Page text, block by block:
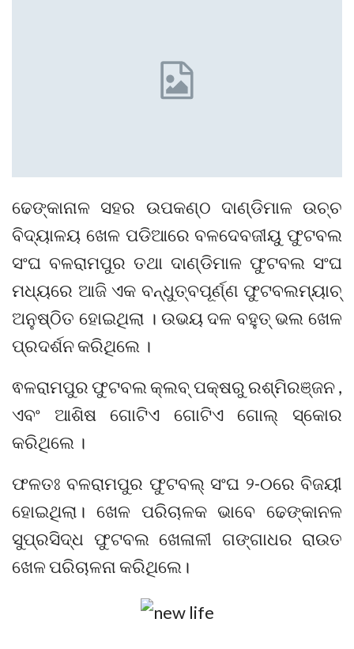
ଢେଙ୍କାନାଳ ସହର ଉପକଣ୍ଠ ଦାଣ୍ଡିମାଳ ଉଚ୍ଚ
ବିଦ୍ୟାଳୟ ଖେଳ ପଡିଆରେ ବଳଦେବଜୀୟୁ ଫୁଟବଲ
ସଂଘ ବଳରାମପୁର ତଥା ଦାଣ୍ଡିମାଳ ଫୁଟବଲ ସଂଘ
ମଧ୍ୟରେ ଆଜି ଏକ ବନ୍ଧୁତ୍ବପୂର୍ଣ୍ଣ ଫୁଟବଲମ୍ୟାଚ୍
ଅନୁଷ୍ଠିତ ହୋଇଥିଲା । ଉଭୟ ଦଳ ବହୁତ୍ ଭଲ ଖେଳ
ପ୍ରଦର୍ଶନ କରିଥିଲେ ।
ଵଳରାମପୁର ଫୁଟବଲ କ୍ଲବ୍ ପକ୍ଷରୁ ରଶ୍ମିରଞ୍ଜନ ,
ଏବଂ ଆଶିଷ ଗୋଟିଏ ଗୋଟିଏ ଗୋଲ୍ ସ୍କୋର
କରିଥିଲେ ।
ଫଳତଃ ବଳରାମପୁର ଫୁଟବଲ୍ ସଂଘ ୨-୦ରେ ବିଜୟୀ
ହୋଇଥିଲା। ଖେଳ ପରିଚାଳକ ଭାବେ ଢେଙ୍କାନଳ
ସୁପ୍ରସିଦ୍ଧ ଫୁଟବଲ ଖେଳାଳୀ ଗଙ୍ଗାଧର ରାଉତ
ଖେଳ ପରିଚାଳନା କରିଥିଲେ।